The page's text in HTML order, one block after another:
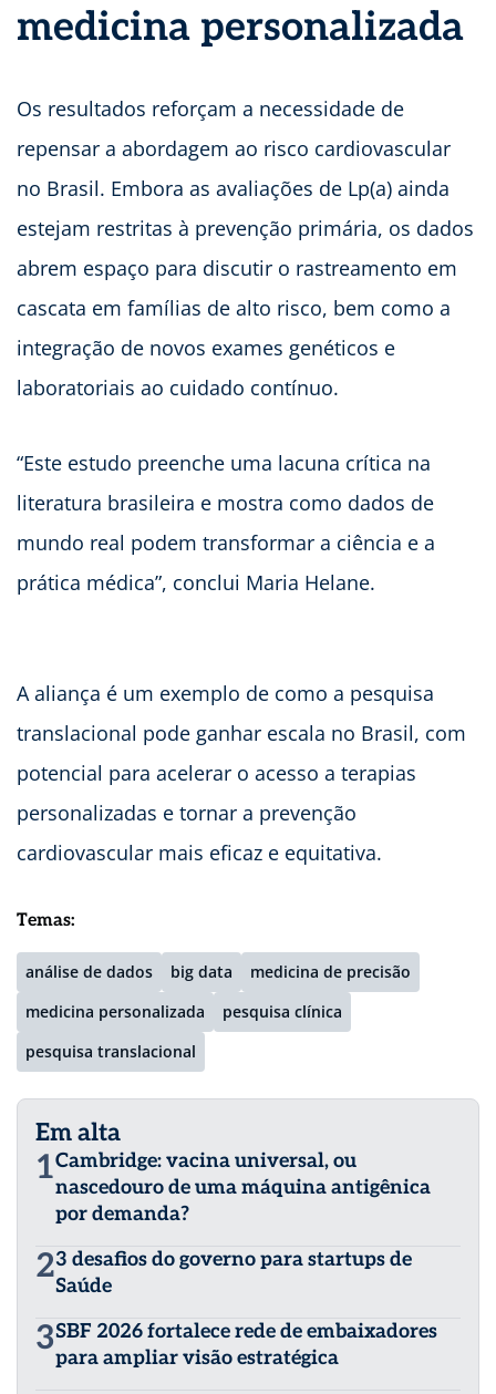
medicina personalizada
Os resultados reforçam a necessidade de
repensar a abordagem ao risco cardiovascular
no Brasil. Embora as avaliações de Lp(a) ainda
estejam restritas à prevenção primária, os dados
abrem espaço para discutir o rastreamento em
cascata em famílias de alto risco, bem como a
integração de novos exames genéticos e
laboratoriais ao cuidado contínuo.
“Este estudo preenche uma lacuna crítica na
literatura brasileira e mostra como dados de
mundo real podem transformar a ciência e a
prática médica”, conclui Maria Helane.
A aliança é um exemplo de como a pesquisa
translacional pode ganhar escala no Brasil, com
potencial para acelerar o acesso a terapias
personalizadas e tornar a prevenção
cardiovascular mais eficaz e equitativa.
Temas:
análise de dados big data
medicina de precisão
medicina personalizada
pesquisa clínica
pesquisa translacional
Em alta
1Cambridge: vacina universal, ou
nascedouro de uma máquina antigênica
por demanda?
23 desafios do governo para startups de
Saúde
3SBF 2026 fortalece rede de embaixadores
para ampliar visão estratégica